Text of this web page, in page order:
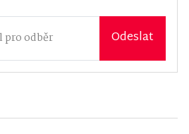
Odeslat